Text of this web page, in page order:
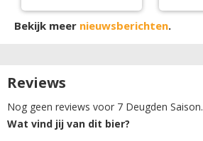
Bekijk meer nieuwsberichten.
Reviews
Nog geen reviews voor 7 Deugden Saison.
Wat vind jij van dit bier?